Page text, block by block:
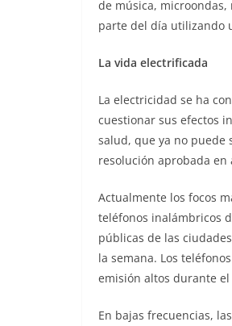
de música,
parte del día utilizando
La vida electrificada
La electricidad se ha
cuestionar sus efectos
salud, que ya no puede
resolución aprobada en
Actualmente los focos
teléfonos inalámbricos
públicas de las
la semana. Los
emisión altos durante
En bajas frecuencias,